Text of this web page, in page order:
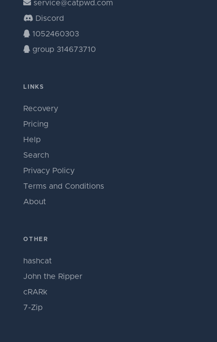
service@catpwd.com
Discord
1052460303
group 314673710
LINKS
Recovery
Pricing
Help
Search
Privacy Policy
Terms and Conditions
About
OTHER
hashcat
John the Ripper
cRARk
7-Zip